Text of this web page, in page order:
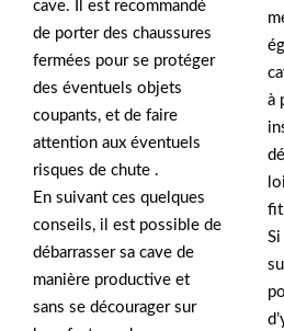
cave. Il est recommandé
de porter des chaussures
fermées pour se protéger
des éventuels objets
coupants, et de faire
attention aux éventuels
risques de chute .
En suivant ces quelques
conseils, il est possible de
débarrasser sa cave de
manière productive et
sans se décourager sur
à